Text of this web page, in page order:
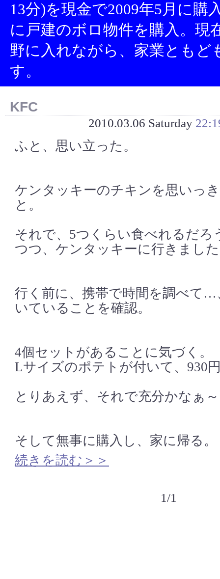
13分)を現金で2009年5月に購
に戸建のボロ物件を購入。現
野に入れながら、家業とも
す。
KFC
2010.03.06 Saturday
ふと、思い立った。
ケンタッキーのチキンを思いっ
と。
それで、5つくらい食べれるだろ
つつ、ケンタッキーに行きまし
行く前に、携帯で時間を調べて…
いていることを確認。
4個セットがあることに気づく。
Lサイズのポテトが付いて、930
とりあえず、それで充分かなぁ
そして無事に購入し、家に帰る。
続きを読む＞＞
1/1